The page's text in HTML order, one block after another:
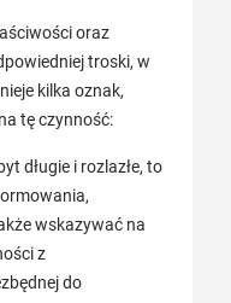
oraz
troski, w
kilka oznak,
tę czynność:
długie i rozlazłe, to
wskazywać na
z
do